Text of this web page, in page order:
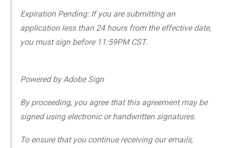
Expiration Pending: If you are submitting an
application less than 24 hours from the effective date,
you must sign before 11:59PM CST.
Powered by Adobe Sign
By proceeding, you agree that this agreement may be
signed using electronic or handwritten signatures.
To ensure that you continue receiving our emails,